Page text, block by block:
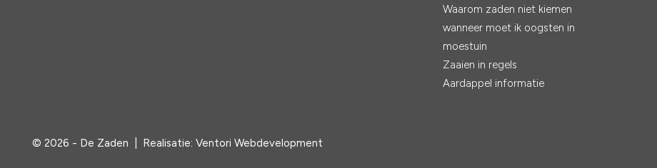
Waarom zaden niet kiemen
wanneer moet ik oogsten in
moestuin
Zaaien in regels
Aardappel informatie
© 2026 - De Zaden | Realisatie: Ventori Webdevelopment